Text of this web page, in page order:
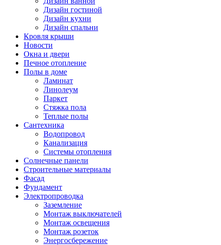
Дизайн гостиной
Дизайн кухни
Дизайн спальни
Кровля крыши
Новости
Окна и двери
Печное отопление
Полы в доме
Ламинат
Линолеум
Паркет
Стяжка пола
Теплые полы
Сантехника
Водопровод
Канализация
Системы отопления
Солнечные панели
Строительные материалы
Фасад
Фундамент
Электропроводка
Заземление
Монтаж выключателей
Монтаж освещения
Монтаж розеток
Энергосбережение